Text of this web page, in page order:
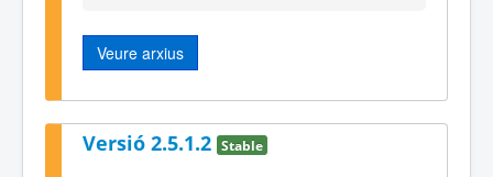
Veure arxius
Versió 2.5.1.2 Stable